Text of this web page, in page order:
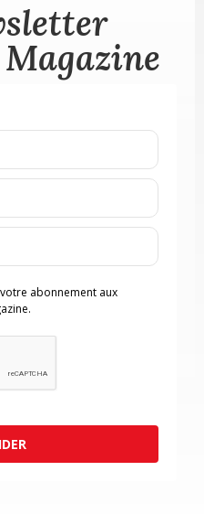
abonnement aux